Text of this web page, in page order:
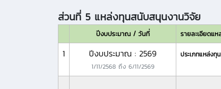
ส่วนที่ 5 แหล่งทุนสนับสนุนงานวิจัย
ปีงบประมาณ / วันที่ รายละเอียดแ
1 ปีงบประมาณ : 2569
1/11/2568ถึง 6/11/2569
ประเภทแหล่งทุ